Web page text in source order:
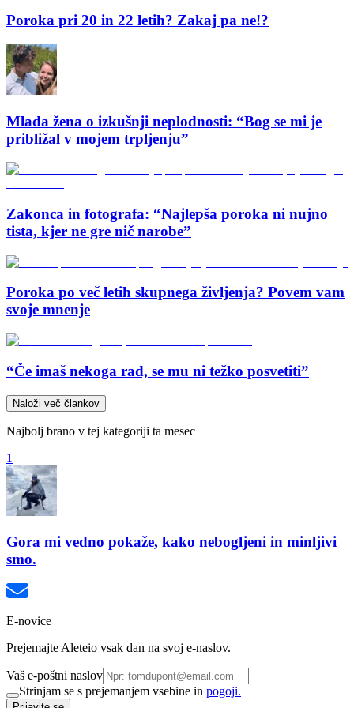
Poroka pri 20 in 22 letih? Zakaj pa ne!?
Mlada žena o izkušnji neplodnosti: “Bog se mi je
približal v mojem trpljenju”
Zakonca in fotografa: “Najlepša poroka ni nujno
tista, kjer ne gre nič narobe”
Poroka po več letih skupnega življenja? Povem vam
svoje mnenje
“Če imaš nekoga rad, se mu ni težko posvetiti”
Naloži več člankov
Najbolj brano v tej kategoriji ta mesec
1
Gora mi vedno pokaže, kako nebogljeni in minljivi
smo.
E-novice
Prejemajte Aleteio vsak dan na svoj e-naslov.
Vaš e-poštni naslov
Strinjam se s prejemanjem vsebine in pogoji.